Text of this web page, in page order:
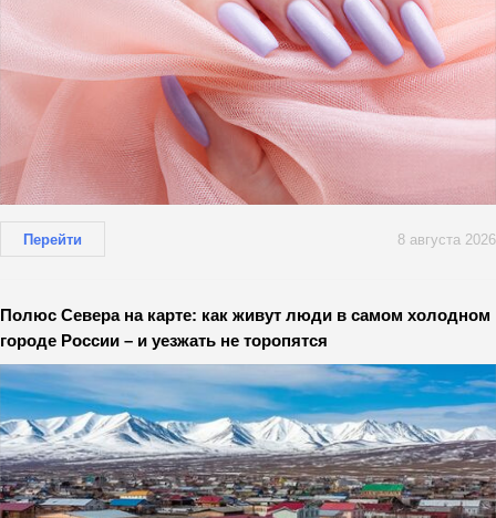
Перейти 8 августа 2026
Полюс Севера на карте: как живут люди в самом холодном
городе России – и уезжать не торопятся